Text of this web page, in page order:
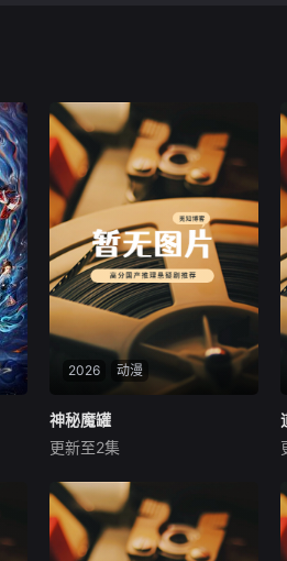
2026 动漫
神秘魔罐
未知
少年拥有神秘魔罐，可以将任
何生物改造成恶魔，他凭此成
为了死神
神秘魔罐
更新至2集